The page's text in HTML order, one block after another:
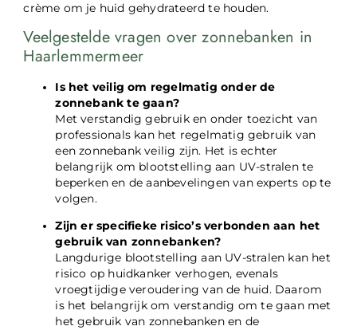
crème om je huid gehydrateerd te houden.
Veelgestelde vragen over zonnebanken in
Haarlemmermeer
Is het veilig om regelmatig onder de
zonnebank te gaan?
Met verstandig gebruik en onder toezicht van
professionals kan het regelmatig gebruik van
een zonnebank veilig zijn. Het is echter
belangrijk om blootstelling aan UV-stralen te
beperken en de aanbevelingen van experts op te
volgen.
Zijn er specifieke risico’s verbonden aan het
gebruik van zonnebanken?
Langdurige blootstelling aan UV-stralen kan het
risico op huidkanker verhogen, evenals
vroegtijdige veroudering van de huid. Daarom
is het belangrijk om verstandig om te gaan met
het gebruik van zonnebanken en de